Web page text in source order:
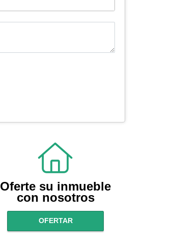
Oferte su inmueble
con nosotros
OFERTAR